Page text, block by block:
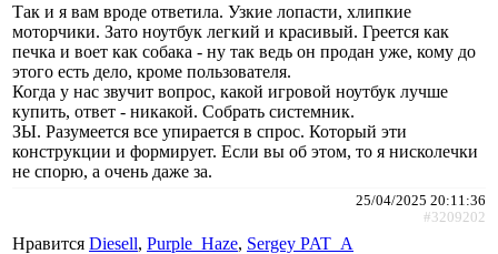
Так и я вам вроде ответила. Узкие лопасти, хлипкие
моторчики. Зато ноутбук легкий и красивый. Греется как
печка и воет как собака - ну так ведь он продан уже, кому до
этого есть дело, кроме пользователя.
Когда у нас звучит вопрос, какой игровой ноутбук лучше
купить, ответ - никакой. Собрать системник.
ЗЫ. Разумеется все упирается в спрос. Который эти
конструкции и формирует. Если вы об этом, то я нисколечки
не спорю, а очень даже за.
25/04/2025 20:11:36
#3209202
Нравится Diesell, Purple_Haze, Sergey PAT_A